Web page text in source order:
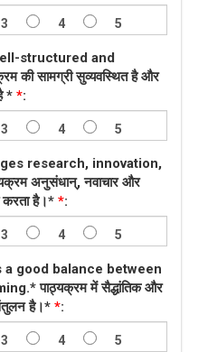
3 4 5
structured and
की सामग्री सुव्यवस्थित है और
* *:
3 4 5
research, innovation,
अनुसंधान्, नवाचार और
करता है।* *:
3 4 5
good balance between
पाठ्यक्रम में सैद्धांतिक और
संतुलन है।* *:
3 4 5